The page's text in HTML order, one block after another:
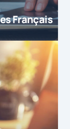
Français